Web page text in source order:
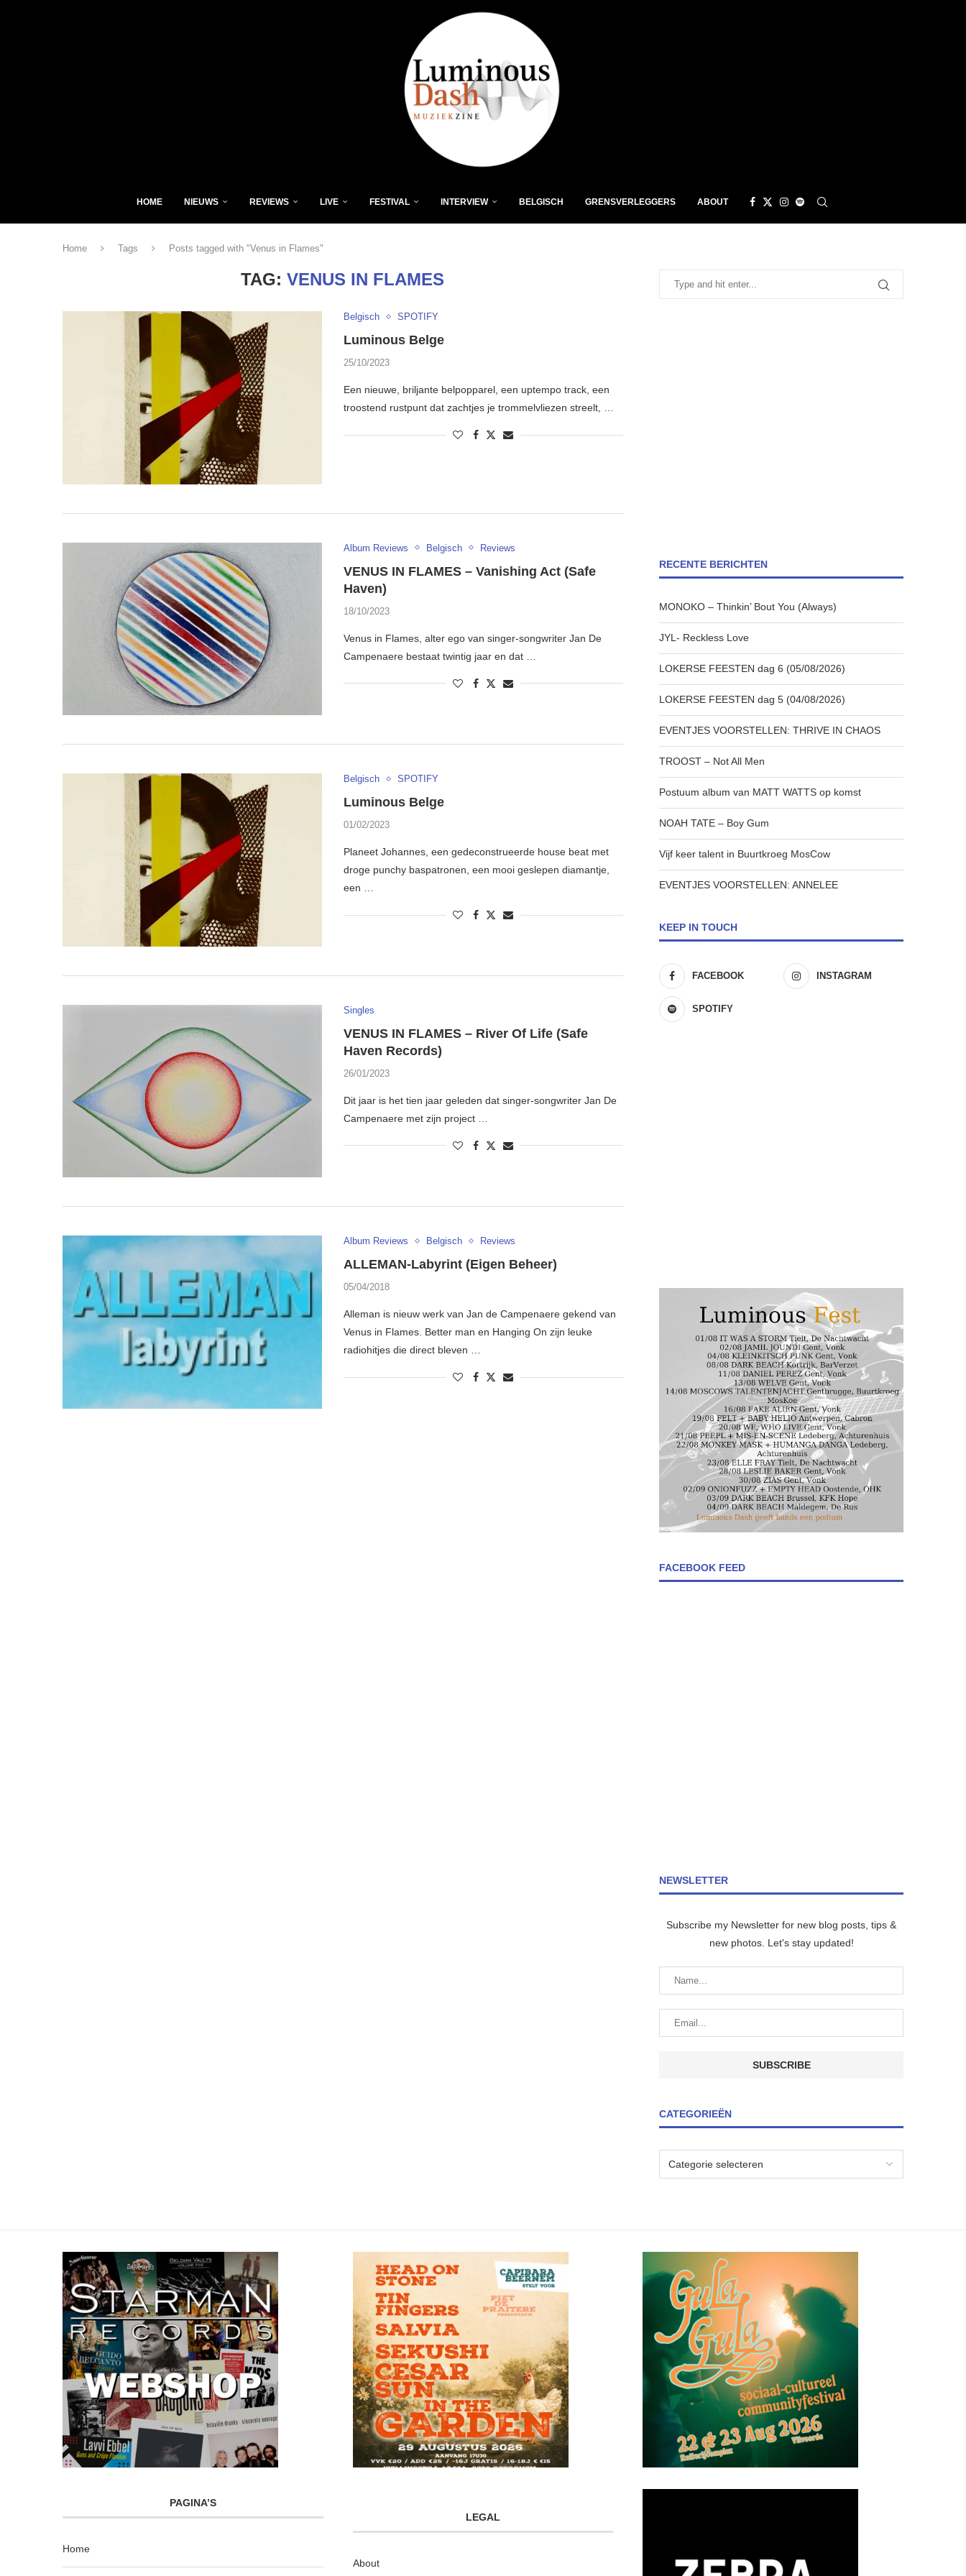
HOME NIEUWS REVIEWS LIVE FESTIVAL INTERVIEW BELGISCH GRENSVERLEGGERS ABOUT
Home Tags Posts tagged with "Venus in Flames"
TAG:VENUS IN FLAMES
Belgisch SPOTIFY
Luminous Belge
25/10/2023
Een nieuwe, briljante belpopparel, een uptempo track, een
troostend rustpunt dat zachtjes je trommelvliezen streelt, …
Album Reviews Belgisch Reviews
VENUS IN FLAMES – Vanishing Act (Safe
Haven)
18/10/2023
Venus in Flames, alter ego van singer-songwriter Jan De
Campenaere bestaat twintig jaar en dat …
Belgisch SPOTIFY
Luminous Belge
01/02/2023
Planeet Johannes, een gedeconstrueerde house beat met
droge punchy baspatronen, een mooi geslepen diamantje,
een …
Singles
VENUS IN FLAMES – River Of Life (Safe
Haven Records)
26/01/2023
Dit jaar is het tien jaar geleden dat singer-songwriter Jan De
Campenaere met zijn project …
Album Reviews Belgisch Reviews
ALLEMAN-Labyrint (Eigen Beheer)
05/04/2018
Alleman is nieuw werk van Jan de Campenaere gekend van
Venus in Flames. Better man en Hanging On zijn leuke
radiohitjes die direct bleven …
RECENTE BERICHTEN
MONOKO – Thinkin’ Bout You (Always)
JYL- Reckless Love
LOKERSE FEESTEN dag 6 (05/08/2026)
LOKERSE FEESTEN dag 5 (04/08/2026)
EVENTJES VOORSTELLEN: THRIVE IN CHAOS
TROOST – Not All Men
Postuum album van MATT WATTS op komst
NOAH TATE – Boy Gum
Vijf keer talent in Buurtkroeg MosCow
EVENTJES VOORSTELLEN: ANNELEE
KEEP IN TOUCH
FACEBOOK INSTAGRAM
SPOTIFY
FACEBOOK FEED
NEWSLETTER
Subscribe my Newsletter for new blog posts, tips &
new photos. Let's stay updated!
CATEGORIEËN
PAGINA’S
Home
LEGAL
About